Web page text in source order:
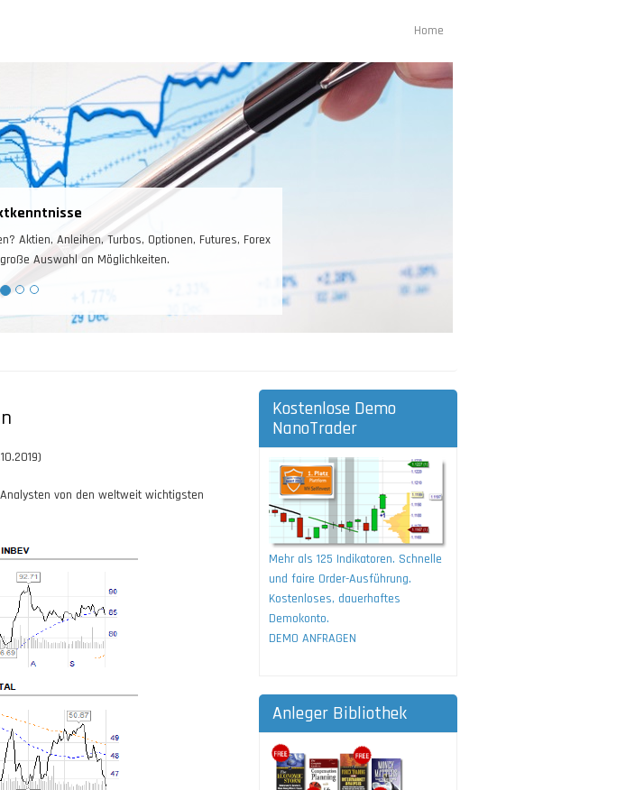
navigation
Home
Aktien, Anleihen, Turbos, Optionen, Futures, Forex
Auswahl an Möglichkeiten.
von den weltweit wichtigsten
Kostenlose Demo
NanoTrader
Mehr als 125 Indikatoren. Schnelle
und faire Order-Ausführung.
Kostenloses, dauerhaftes
Demokonto.
DEMO ANFRAGEN
Anleger Bibliothek